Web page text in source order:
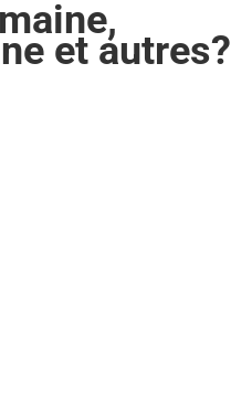
et autres?